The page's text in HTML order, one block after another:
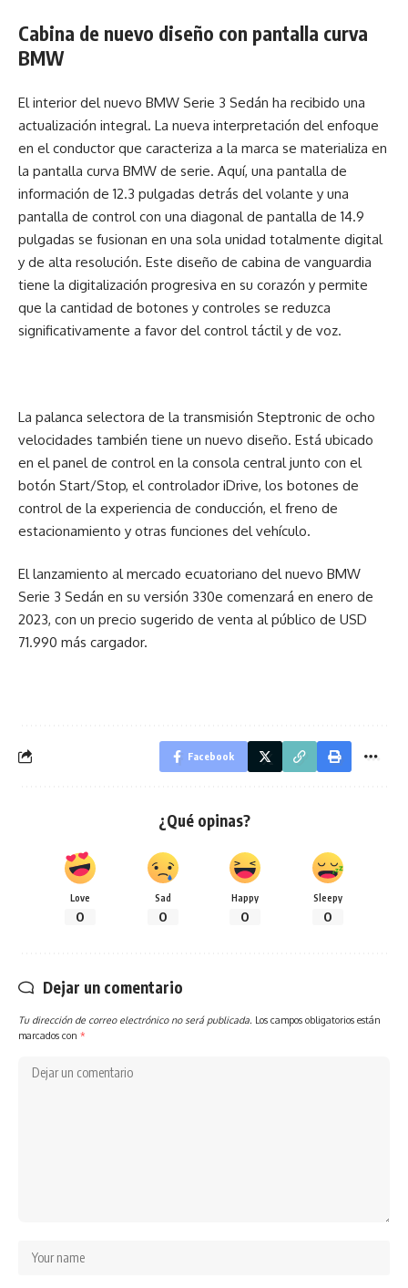
Cabina de nuevo diseño con pantalla curva
BMW
El interior del nuevo BMW Serie 3 Sedán ha recibido una
actualización integral. La nueva interpretación del enfoque
en el conductor que caracteriza a la marca se materializa en
la pantalla curva BMW de serie. Aquí, una pantalla de
información de 12.3 pulgadas detrás del volante y una
pantalla de control con una diagonal de pantalla de 14.9
pulgadas se fusionan en una sola unidad totalmente digital
y de alta resolución. Este diseño de cabina de vanguardia
tiene la digitalización progresiva en su corazón y permite
que la cantidad de botones y controles se reduzca
significativamente a favor del control táctil y de voz.
La palanca selectora de la transmisión Steptronic de ocho
velocidades también tiene un nuevo diseño. Está ubicado
en el panel de control en la consola central junto con el
botón Start/Stop, el controlador iDrive, los botones de
control de la experiencia de conducción, el freno de
estacionamiento y otras funciones del vehículo.
El lanzamiento al mercado ecuatoriano del nuevo BMW
Serie 3 Sedán en su versión 330e comenzará en enero de
2023, con un precio sugerido de venta al público de USD
71.990 más cargador.
Facebook
¿Qué opinas?
Love
0
Sad
0
Happy
0
Sleepy
0
Dejar un comentario
Tu dirección de correo electrónico no será publicada. Los campos obligatorios están
marcados con *